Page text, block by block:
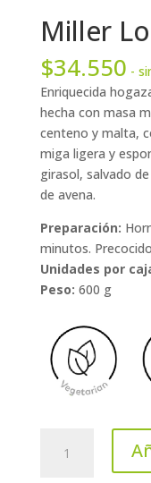
Miller
$34.550 -
Enriquecida
hecha con masa
centeno y malta,
miga ligera y
girasol, salvado
de avena.
Preparación:
minutos.
Unidades por
Peso: 600 g